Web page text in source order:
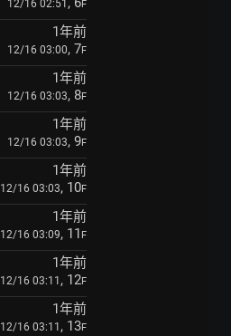
12/16 02:51 F
1年前
12/16 03:00, 7F
1年前
12/16 03:03, 8F
1年前
12/16 03:03, 9F
1年前
12/16 03:03, 10F
1年前
12/16 03:09, 11 F
1年前
12/16 03:11 , 12F
1年前
12/16 03:11 , 13F